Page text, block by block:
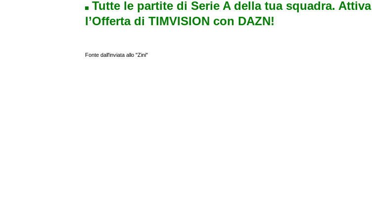
Tutte le partite di Serie A della tua squadra. Attiva
l’Offerta di TIMVISION con DAZN!
Fonte dall'inviata allo "Zini"